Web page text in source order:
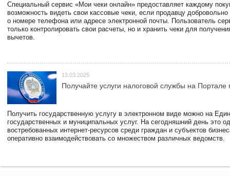
Специальный сервис «Мои чеки онлайн» предоставляет каждому
возможность видеть свои кассовые чеки, если продавцу
о номере телефона или адресе электронной почты. Пользователь
только контролировать свои расчеты, но и хранить чеки для
вычетов.
13.03.2025
Получайте услуги налоговой службы на Портале
Получить государственную услугу в электронном виде можно на
государственных и муниципальных услуг. На сегодняшний день это
востребованных интернет-ресурсов среди граждан и субъектов
оперативно взаимодействовать со множеством различных ведомств.